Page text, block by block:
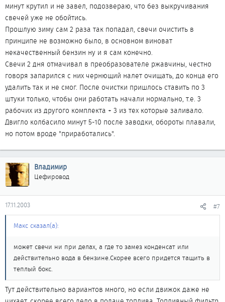
минут крутил и не завел, подозвераю, что без выкручивания
свечей уже не обойтись.
Прошлую зиму сам 2 раза так попадал, свечи очистить в
принципе не возможно было, в основном виноват
некачественный бензин ну и я сам конечно.
Свечи 2 дня отмачивал в преобразователе ржавчины, честно
говоря запарился с них чернющий налет очищать, до конца его
удалить так и не смог. После очистки пришлось ставить по 3
штуки только, чтобы они работать начали нормально, т.е. 3
рабочих из другого комплекта + 3 из тех которые заливало.
Двигло колбасило минут 5-10 после заводки, обороты плавали,
но потом вроде "приработались".
Владимир
Цефировод
17.11.2003 #7
Макс сказал(а):
может свечи ни при делах, а где то замез конденсат или
действительно вода в бензине.Скорее всего придется тащить в
теплый бокс.
Тут действительно вариантов много, но если движок даже не